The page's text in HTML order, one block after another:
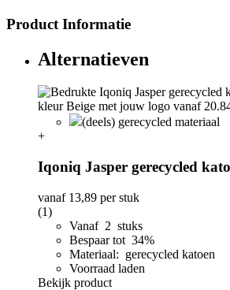
Product Informatie
Alternatieven
(deels) gerecycled materiaal
+
Iqoniq Jasper gerecycled
vanaf 13,89 per stuk
(1)
Vanaf 2 stuks
Bespaar tot 34%
Materiaal: gerecycled katoen
Voorraad laden
Bekijk product